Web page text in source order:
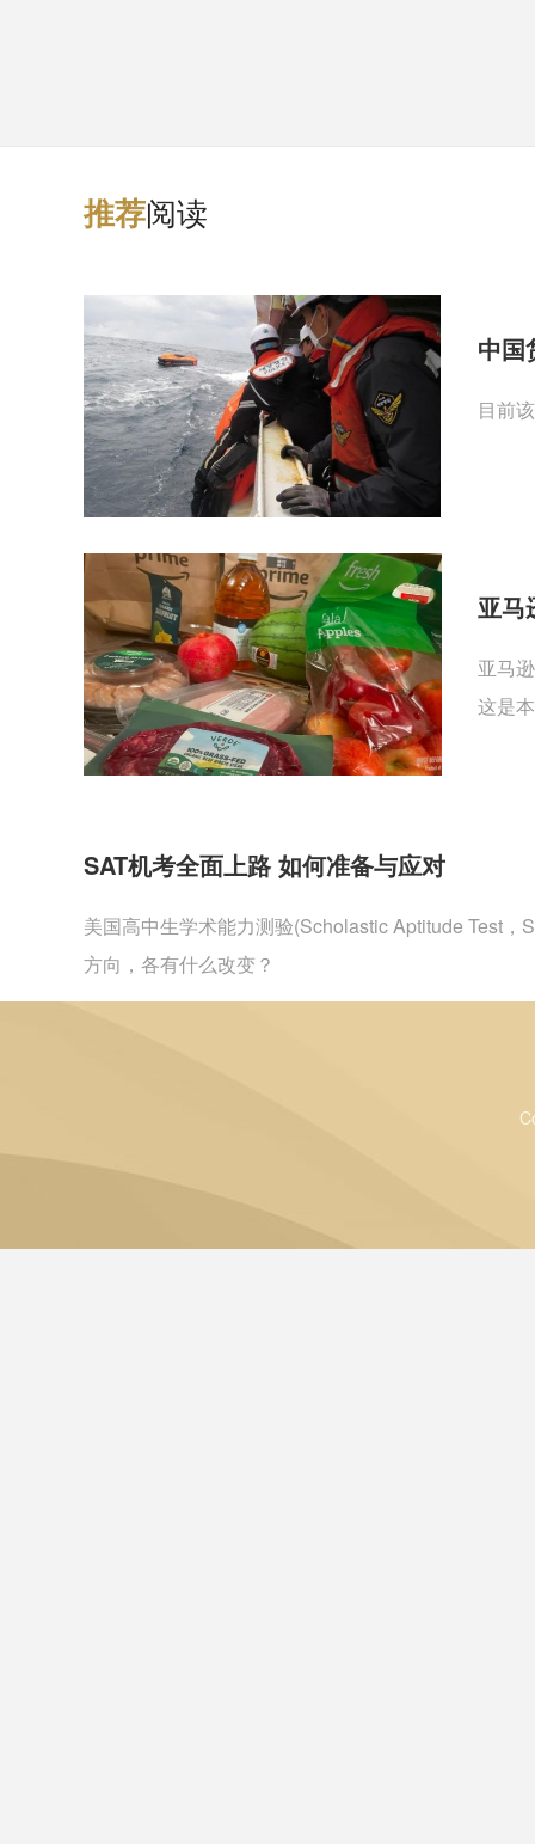
推荐阅读
中国
目前
亚马
亚马
这是
SAT机考全面上路 如何准备与应对
美国高中生学术能力测验(Scholastic Aptitude Test
方向，各有什么改变？